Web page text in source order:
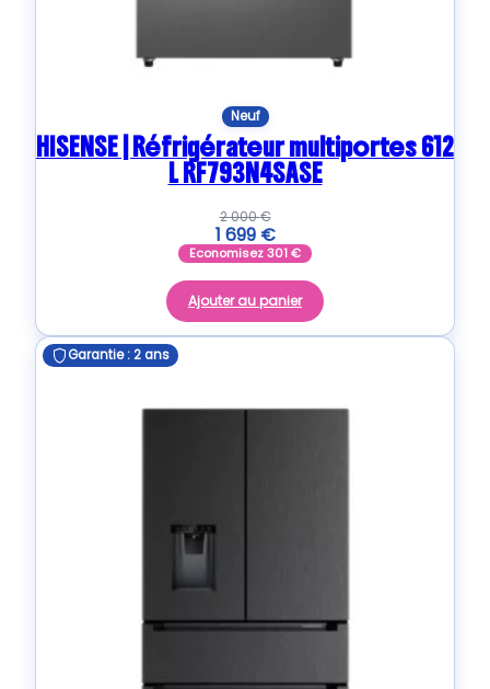
Neuf
HISENSE | Réfrigérateur multiportes 612
L RF793N4SASE
2 000€
1 699 €
Economisez301€
Ajouter au panier
Garantie : 2 ans